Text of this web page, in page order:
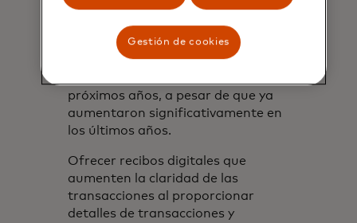
comodidad con el fraude de
primera parte sugiere que los
comerciantes y emisores podrían
ver muchas más disputas y
próximos años, a pesar de que ya
aumentaron significativamente en
los últimos años.
Ofrecer recibos digitales que
aumenten la claridad de las
transacciones al proporcionar
detalles de transacciones y
Gestión de cookies